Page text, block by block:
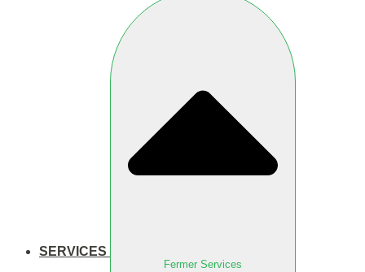
SERVICES
Fermer Services